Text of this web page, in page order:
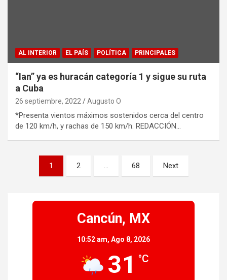
AL INTERIOR EL PAÍS POLÍTICA PRINCIPALES
“Ian” ya es huracán categoría 1 y sigue su ruta
a Cuba
26 septiembre, 2022 Augusto O
*Presenta vientos máximos sostenidos cerca del centro
de 120 km/h, y rachas de 150 km/h. REDACCIÓN…
Paginación
1 2 … 68 Next
Cancún, MX
10:52 am, Ago 8, 2026
31 °C